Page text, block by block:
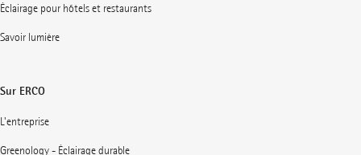
Éclairage pour hôtels et restaurants
Savoir lumière
Sur ERCO
L'entreprise
Greenology - Éclairage durable